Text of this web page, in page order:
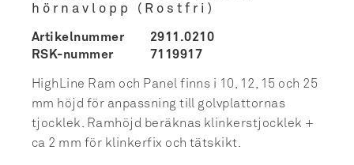
hörnavlopp (Rostfri)
Artikelnummer
2911.0210
RSK-nummer
7119917
HighLine Ram och Panel finns i 10, 12, 15 och 25
mm höjd för anpassning till golvplattornas
tjocklek. Ramhöjd beräknas klinkerstjocklek +
ca 2 mm för klinkerfix och tätskikt.